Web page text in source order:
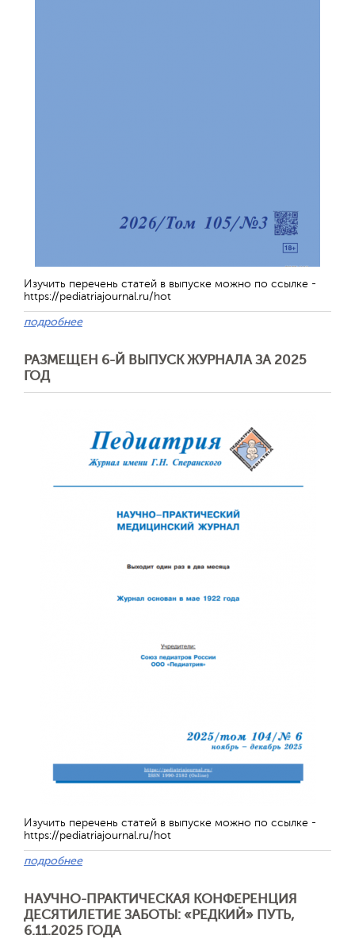
Изучить перечень статей в выпуске можно по ссылке -
https://pediatriajournal.ru/hot
подробнее
РАЗМЕЩЕН 6-Й ВЫПУСК ЖУРНАЛА ЗА 2025
ГОД
Изучить перечень статей в выпуске можно по ссылке -
https://pediatriajournal.ru/hot
подробнее
НАУЧНО-ПРАКТИЧЕСКАЯ КОНФЕРЕНЦИЯ
ДЕСЯТИЛЕТИЕ ЗАБОТЫ: «РЕДКИЙ» ПУТЬ,
6.11.2025 ГОДА
Обратная